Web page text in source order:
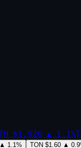
$1,926 ▲ 1.1%
▲ 1.1% TON $1.60 ▲ 0.9